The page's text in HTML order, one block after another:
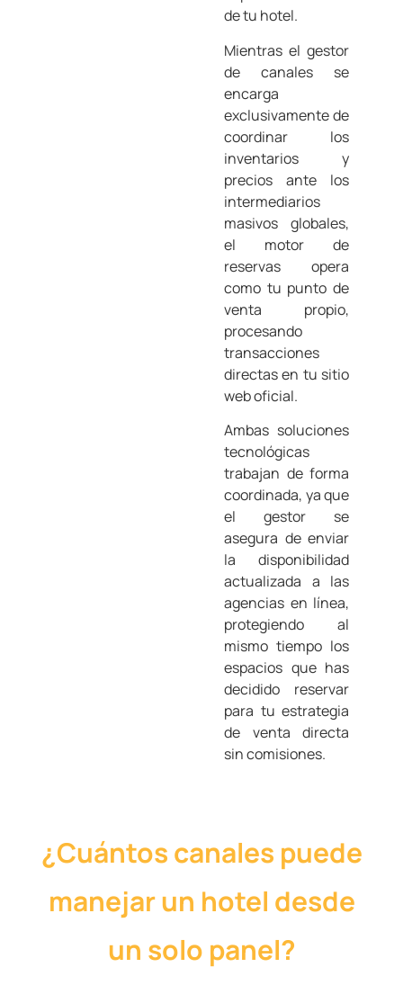
de tu hotel.
Mientras el gestor
de canales se
encarga
exclusivamente de
coordinar los
inventarios y
precios ante los
intermediarios
masivos globales,
el motor de
reservas opera
como tu punto de
venta propio,
procesando
transacciones
directas en tu sitio
web oficial.
Ambas soluciones
tecnológicas
trabajan de forma
coordinada, ya que
el gestor se
asegura de enviar
la disponibilidad
actualizada a las
agencias en línea,
protegiendo al
mismo tiempo los
espacios que has
decidido reservar
para tu estrategia
de venta directa
sin comisiones.
¿Cuántos canales puede
manejar un hotel desde
un solo panel?